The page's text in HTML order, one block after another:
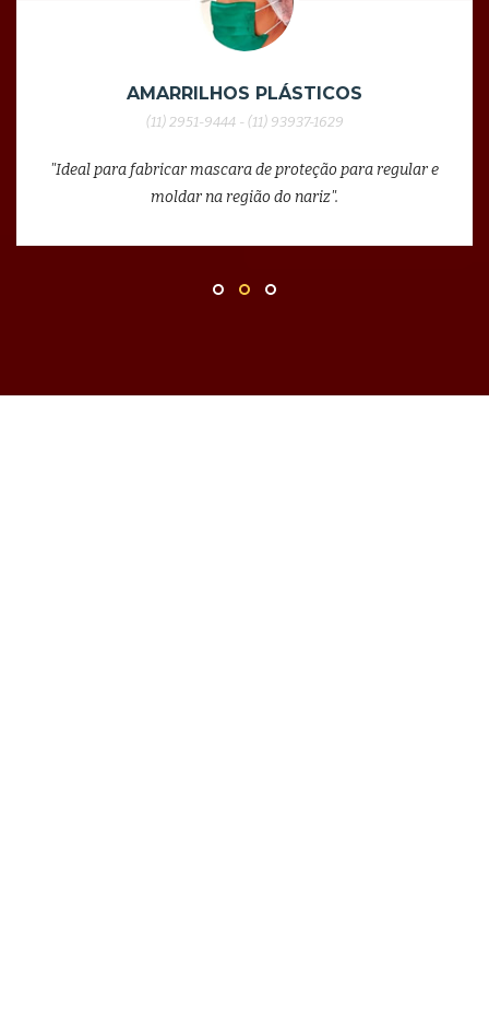
AMARRILHOS PLÁSTICOS
(11) 2951-9444 - (11) 93937-1629
"Ideal para fabricar mascara de proteção para regular e
moldar na região do nariz".